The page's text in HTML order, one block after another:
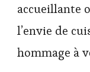
accueillante
l’envie de
hommage à